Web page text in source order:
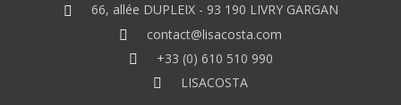
66, allée DUPLEIX - 93 190 LIVRY GARGAN
contact@lisacosta.com
+33 (0) 610 510 990
LISACOSTA